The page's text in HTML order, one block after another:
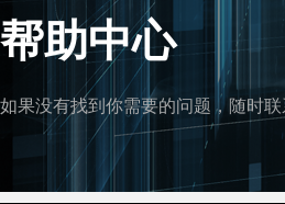
帮助中心
如果没有找到你需要的问题，随时联